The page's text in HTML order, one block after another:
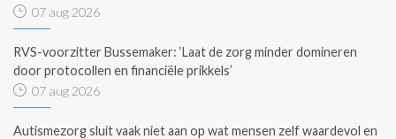
07 aug 2026
RVS-voorzitter Bussemaker: ‘Laat de zorg minder domineren
door protocollen en financiële prikkels’
07 aug 2026
Autismezorg sluit vaak niet aan op wat mensen zelf waardevol en